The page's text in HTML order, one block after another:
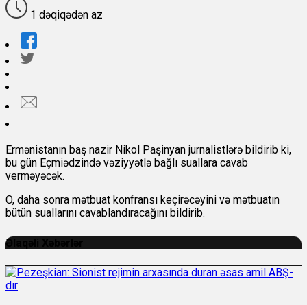
1 dəqiqədən az
Ermənistanın baş nazir Nikol Paşinyan jurnalistlərə bildirib ki,
bu gün Eçmiədzində vəziyyətlə bağlı suallara cavab
verməyəcək.
O, daha sonra mətbuat konfransı keçirəcəyini və mətbuatın
bütün suallarını cavablandıracağını bildirib.
Əlaqəli Xəbərlər